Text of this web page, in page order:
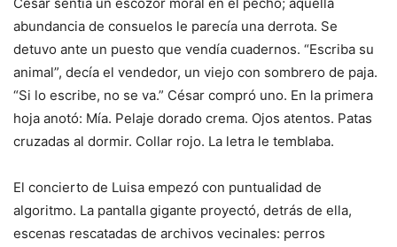
abundancia de consuelos le parecía una derrota. Se
detuvo ante un puesto que vendía cuadernos. “Escriba su
animal”, decía el vendedor, un viejo con sombrero de paja.
“Si lo escribe, no se va.” César compró uno. En la primera
hoja anotó: Mía. Pelaje dorado crema. Ojos atentos. Patas
cruzadas al dormir. Collar rojo. La letra le temblaba.
El concierto de Luisa empezó con puntualidad de
algoritmo. La pantalla gigante proyectó, detrás de ella,
escenas rescatadas de archivos vecinales: perros